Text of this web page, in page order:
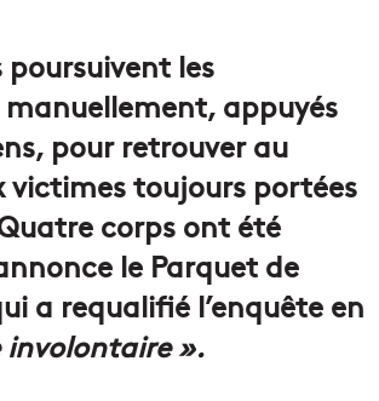
poursuivent les
manuellement, appuyés
pour retrouver au
victimes toujours portées
corps ont été
le Parquet de
a requalifié l’enquête en
involontaire ».